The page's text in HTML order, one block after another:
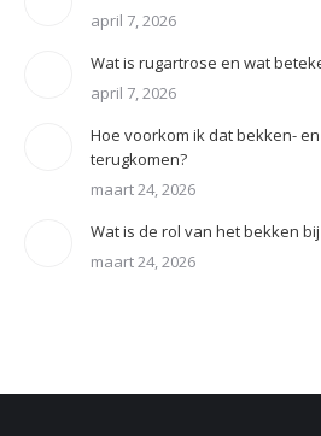
april 7, 2026
Wat is rugartrose en wat
april 7, 2026
Hoe voorkom ik dat bekken-
terugkomen?
maart 24, 2026
Wat is de rol van het bekken
maart 24, 2026